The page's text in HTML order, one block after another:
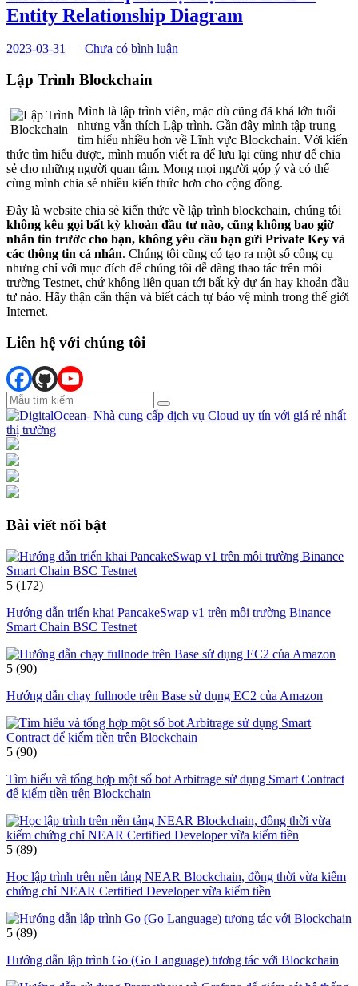
Entity Relationship Diagram
2023-03-31 — Chưa có bình luận
Lập Trình Blockchain
Mình là lập trình viên, mặc dù cũng đã khá lớn tuổi
nhưng vẫn thích Lập trình. Gần đây mình tập trung
tìm hiểu nhiều hơn về Lĩnh vực Blockchain. Với kiến
thức tìm hiểu được, mình muốn viết ra để lưu lại cũng như để chia
sẻ cho những người quan tâm. Mong mọi người góp ý và có thể
cùng mình chia sẻ nhiều kiến thức hơn cho cộng đồng.
Đây là website chia sẻ kiến thức về lập trình blockchain, chúng tôi
không kêu gọi bất kỳ khoản đầu tư nào, cũng không bao giờ
nhắn tin trước cho bạn, không yêu cầu bạn gửi Private Key và
các thông tin cá nhân. Chúng tôi cũng có tạo ra một số công cụ
nhưng chỉ với mục đích để chúng tôi dễ dàng thao tác trên môi
trường Testnet, chứ không liên quan tới bất kỳ dự án hay khoản đầu
tư nào. Hãy thận cẩn thận và biết cách tự bảo vệ mình trong thế giới
Internet.
Liên hệ với chúng tôi
Bài viết nổi bật
5 (172)
Hướng dẫn triển khai PancakeSwap v1 trên môi trường Binance
Smart Chain BSC Testnet
5 (90)
Hướng dẫn chạy fullnode trên Base sử dụng EC2 của Amazon
5 (90)
Tìm hiểu và tổng hợp một số bot Arbitrage sử dụng Smart Contract
để kiếm tiền trên Blockchain
5 (89)
Học lập trình trên nền tảng NEAR Blockchain, đồng thời vừa kiếm
chứng chỉ NEAR Certified Developer vừa kiếm tiền
5 (89)
Hướng dẫn lập trình Go (Go Language) tương tác với Blockchain